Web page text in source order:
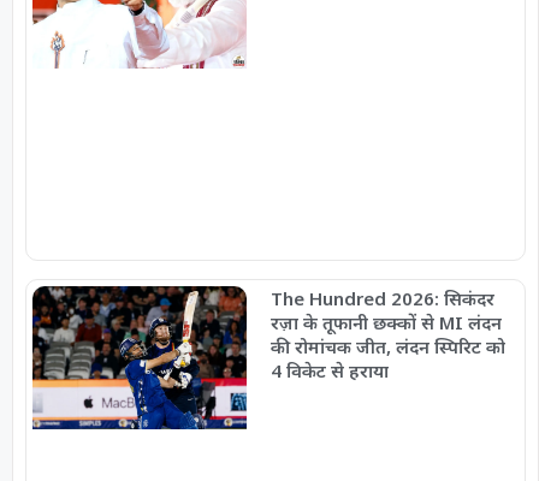
The Hundred 2026: सिकंदर
रज़ा के तूफानी छक्कों से MI लंदन
की रोमांचक जीत, लंदन स्पिरिट को
4 विकेट से हराया